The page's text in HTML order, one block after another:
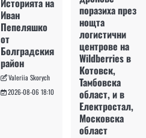
Историята на
Иван
Пепеляшко
от
Болградския
район
Valeriia Skorych
2026-08-06 18:10
поразиха през
нощта
логистични
центрове на
Wildberries в
Котовск,
Тамбовска
област, и в
Електростал,
Московска
област